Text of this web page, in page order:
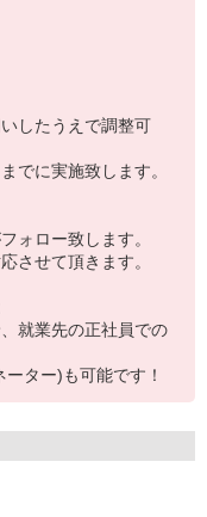
したうえで調整可
でに実施致します。
ォロー致します。
させて頂きます。
就業先の正社員での
ター)も可能です！